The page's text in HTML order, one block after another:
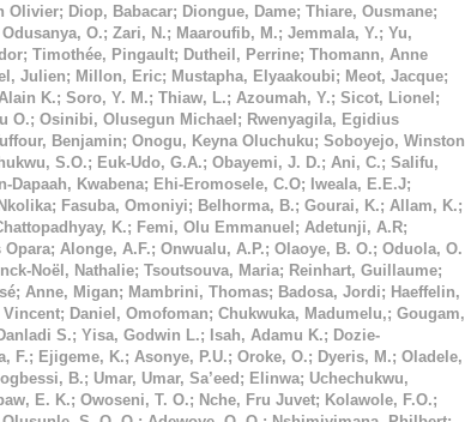
Olivier; Diop, Babacar; Diongue, Dame; Thiare, Ousmane;
Odusanya, O.; Zari, N.; Maaroufib, M.; Jemmala, Y.; Yu,
; Timothée, Pingault; Dutheil, Perrine; Thomann, Anne
Julien; Millon, Eric; Mustapha, Elyaakoubi; Meot, Jacque;
K.; Soro, Y. M.; Thiaw, L.; Azoumah, Y.; Sicot, Lionel ;
O.; Osinibi, Olusegun Michael ; Rwenyagila, Egidius
Benjamin; Onogu, Keyna Oluchuku; Soboyejo, Winston
S.O.; Euk-Udo, G.A.; Obayemi, J. D.; Ani, C.; Salifu,
Dapaah, Kwabena; Ehi-Eromosele, C.O; Iweala, E.E.J;
; Fasuba, Omoniyi; Belhorma, B.; Gourai, K.; Allam, K.;
K.; Femi, Olu Emmanuel ; Adetunji, A.R;
Opara; Alonge, A.F.; Onwualu, A.P.; Olaoye, B. O.; Oduola, O.
Noël, Nathalie; Tsoutsouva, Maria; Reinhart, Guillaume;
; Anne, Migan; Mambrini, Thomas; Badosa, Jordi; Haeffelin,
; Daniel, Omofoman; Chukwuka, Madumelu,; Gougam,
S.; Yisa, Godwin L.; Isah, Adamu K.; Dozie-
F.; Ejigeme, K.; Asonye, P.U.; Oroke, O.; Dyeris, M.; Oladele,
B.; Umar, Umar, Sa’eed ; Elinwa; Uchechukwu,
E. K.; Owoseni, T. O.; Nche, Fru Juvet; Kolawole, F.O.;